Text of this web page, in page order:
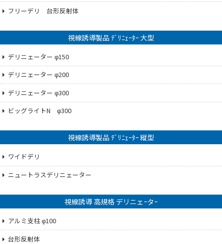
フリーデリ 台形反射体
視線誘導製品 ﾃﾞﾘﾆｪｰﾀｰ 大型
デリニェーター φ150
デリニェーター φ200
デリニェーター φ300
ビッグライトN φ300
視線誘導製品 ﾃﾞﾘﾆｪｰﾀｰ 縦型
ワイドデリ
ニュートラスデリニェーター
視線誘導 高規格 デリニェｰタｰ
アルミ支柱 φ100
台形反射体